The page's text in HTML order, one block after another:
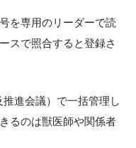
を専用のリーダーで読
スで照合すると登録さ
進会議）で一括管理し
るのは獣医師や関係者